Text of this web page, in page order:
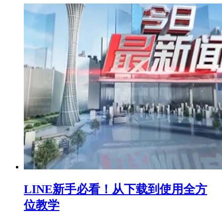
LINE新手必看！从下载到使用全方
位教学